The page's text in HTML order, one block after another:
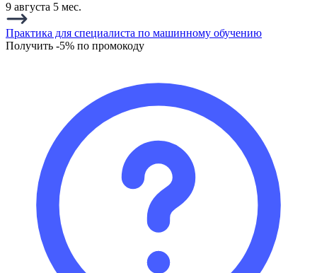
9 августа 5 мес.
Практика для специалиста по машинному обучению
Получить -5% по промокоду